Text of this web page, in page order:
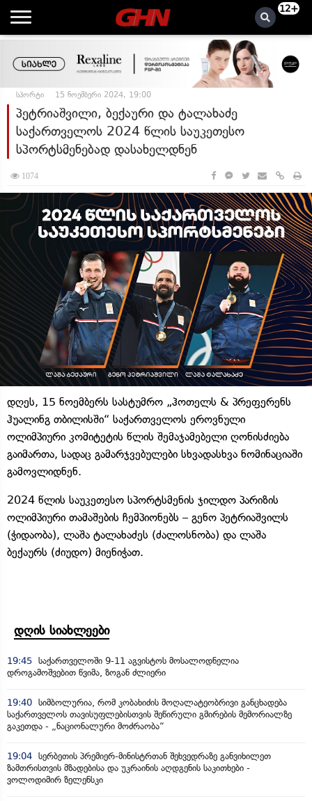
12+
სპორტი 15 ნოემბერი 2024, 19:00
პეტრიაშვილი, ბექაური და ტალახაძე
საქართველოს 2024 წლის საუკეთესო
სპორტსმენებად დასახელდნენ
1074
დღეს, 15 ნოემბერს სასტუმრო „ჰოთელს & პრეფერენს
ჰუალინგ თბილისში“ საქართველოს ეროვნული
ოლიმპიური კომიტეტის წლის შემაჯამებელი ღონისძიება
გაიმართა, სადაც გამარჯვებულები სხვადასხვა ნომინაციაში
გამოვლიდნენ.
2024 წლის საუკეთესო სპორტსმენის ჯილდო პარიზის
ოლიმპიური თამაშების ჩემპიონებს – გენო პეტრიაშვილს
(ჭიდაობა), ლაშა ტალახაძეს (ძალოსნობა) და ლაშა
ბექაურს (ძიუდო) მიენიჭათ.
დღის სიახლეები
19:45 საქართველოში 9-11 აგვისტოს მოსალოდნელია
დროგამოშვებით წვიმა, ზოგან ძლიერი
19:40 სიმბოლურია, რომ კობახიძის მოღალატეობრივი განცხადება
საქართველოს თავისუფლებისთვის შეწირული გმირების მემორიალზე
გაკეთდა - „ნაციონალური მოძრაობა“
19:04 სერბეთის პრემიერ-მინისტრთან შეხვედრაზე განვიხილეთ
ზამთრისთვის მზადებისა და უკრაინის აღდგენის საკითხები -
ვოლოდიმირ ზელენსკი